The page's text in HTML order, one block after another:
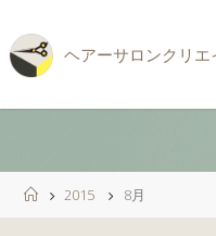
ン
テ
ス
ヘアーサロ ンク リ エ
ホ
ー
2015 8月